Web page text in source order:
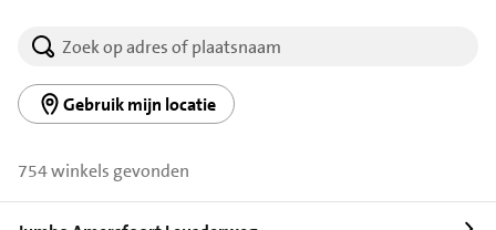
Gebruik mijn locatie
754 winkels gevonden